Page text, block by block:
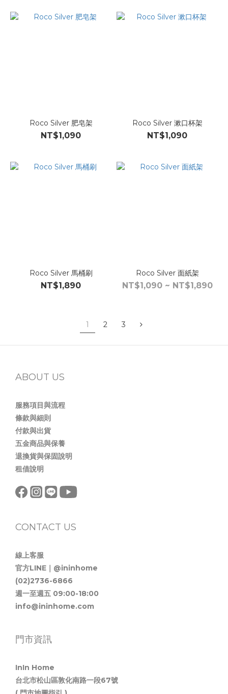
Roco Silver 肥皂架
NT$1,090
Roco Silver 漱口杯架
NT$1,090
Roco Silver 馬桶刷
NT$1,890
Roco Silver 面紙架
NT$1,090 ~ NT$1,890
1 2 3
ABOUT US
服務項目與流程
條款與細則
付款與出貨
五金商品與保養
退換貨與保固說明
租借說明
CONTACT US
線上客服
官方LINE｜@ininhome
(02)2736-6866
週一至週五 09:00-18:00
info@ininhome.com
門市資訊
InIn Home
台北市松山區敦化南路一段67號